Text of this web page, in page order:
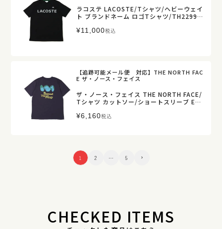
ラコステ LACOSTE/Tシャツ/ヘビーウェイ
ト ブランドネーム ロゴTシャツ/TH2299-
¥11,000税込
【追跡可能メール便 対応】THE NORTH FAC
E ザ・ノース・フェイス
ザ・ノース・フェイス THE NORTH FACE/
Tシャツ カットソー/ショートスリーブ ES
【正規取扱】
¥6,160税込
1 2 … 5
CHECKED ITEMS